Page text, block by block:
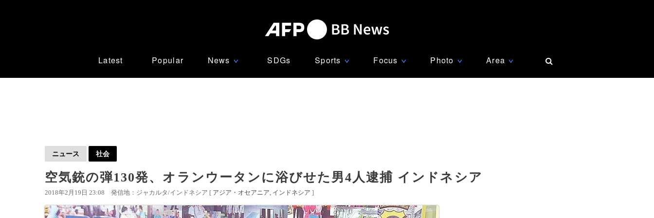
Latest Popular News ∨ SDGs Sports ∨ Focus ∨ Photo ∨ Area ∨
ニュース 社会
空気銃の弾130発、オランウータンに浴びせた男4人逮捕 インドネシア
2018年2月19日 23:08 発信地：ジャカルタ/インドネシア [ アジア・オセアニア インドネシア ]